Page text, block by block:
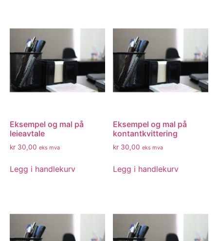
Eksempel og mal på
leieavtale
kr 30,00 eks mva
Legg i handlekurv
Eksempel og mal på
kontantkvittering
kr 30,00 eks mva
Legg i handlekurv